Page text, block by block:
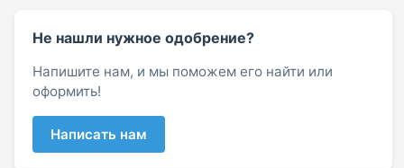
Не нашли нужное одобрение?
Напишите нам, и мы поможем его найти или
оформить!
Написать нам